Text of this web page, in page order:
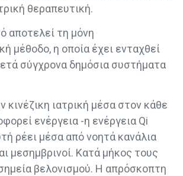
θεραπευτική.
αποτελεί τη μόνη
μέθοδο, η οποία έχει ενταχθεί
σύγχρονα δημόσια συστήματα
κινέζικη ιατρική μέσα στον κάθε
ενέργεια -η ενέργεια Qi
ρέει μέσα από νοητά κανάλια
μεσημβρινοί. Κατά μήκος τους
βελονισμού. Η απρόσκοπτη